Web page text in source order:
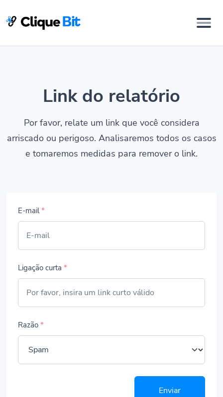
Link do relatório
Por favor, relate um link que você considera
arriscado ou perigoso. Analisaremos todos os casos
e tomaremos medidas para remover o link.
E-mail*
Ligação curta *
Razão *
Enviar